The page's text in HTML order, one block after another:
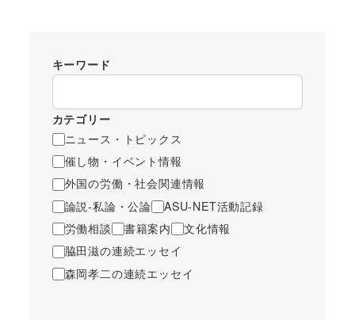
キーワード
カテゴリー
ニュース・トピックス
催し物・イベント情報
外国の労働・社会関連情報
論説-私論・公論
ASU-NET活動記録
労働相談
書籍案内
文化情報
脇田滋の連続エッセイ
森岡孝二の連続エッセイ